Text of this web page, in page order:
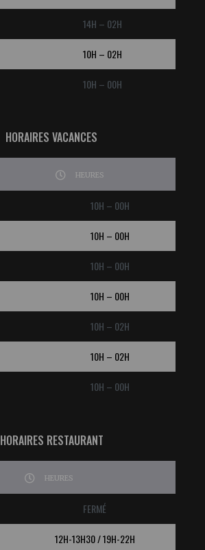
14H – 02H
10H – 02H
10H – 00H
HORAIRES VACANCES
HEURES
10H – 00H
10H – 00H
10H – 00H
10H – 00H
10H – 02H
10H – 02H
10H – 00H
HORAIRES RESTAURANT
HEURES
FERMÉ
12H-13H30 / 19H-22H